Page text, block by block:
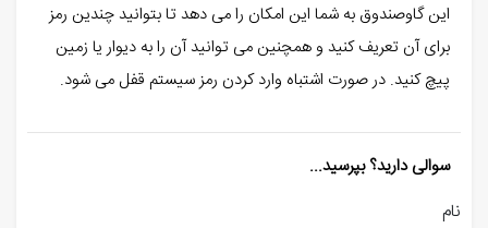
این گاوصندوق به شما این امکان را می دهد تا بتوانید چندین رمز
برای آن تعریف کنید و همچنین می توانید آن را به دیوار یا زمین
پیچ کنید. در صورت اشتباه وارد کردن رمز سیستم قفل می شود.
سوالی دارید؟ بپرسید...
نام